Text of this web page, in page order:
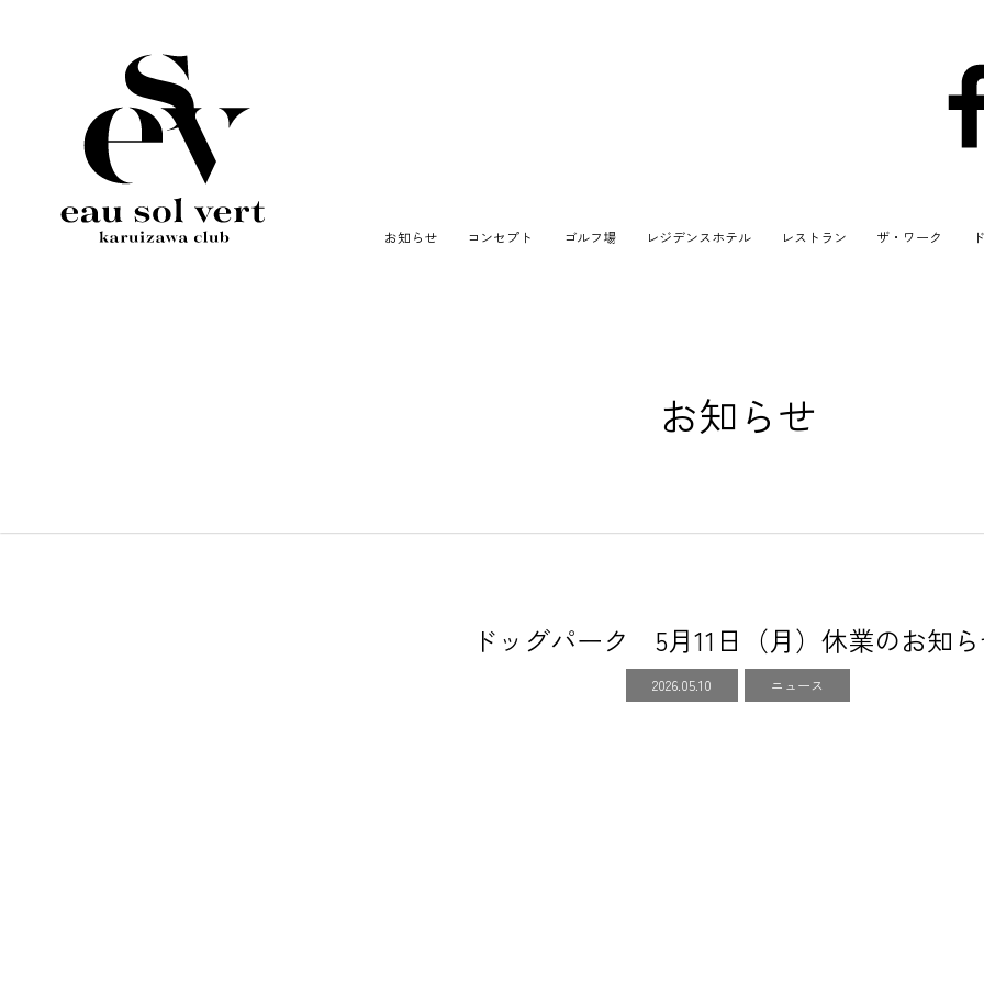
お知らせ コンセプト ゴルフ場 レジデンスホテル レストラン ザ・ワーク
お知らせ
ドッグパーク 5月11日（月）休業のお知
2026.05.10 ニュース